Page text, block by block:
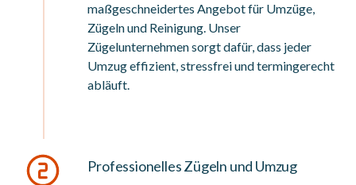
maßgeschneidertes Angebot für Umzüge,
Zügeln und Reinigung. Unser
Zügelunternehmen sorgt dafür, dass jeder
Umzug effizient, stressfrei und termingerecht
abläuft.
Professionelles Zügeln und Umzug